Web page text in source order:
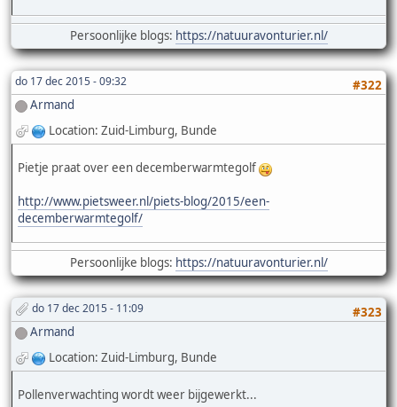
Persoonlijke blogs: https://natuuravonturier.nl/
do 17 dec 2015 - 09:32
#322
Armand
Location: Zuid-Limburg, Bunde
Pietje praat over een decemberwarmtegolf
http://www.pietsweer.nl/piets-blog/2015/een-
decemberwarmtegolf/
Persoonlijke blogs: https://natuuravonturier.nl/
do 17 dec 2015 - 11:09
#323
Armand
Location: Zuid-Limburg, Bunde
Pollenverwachting wordt weer bijgewerkt...